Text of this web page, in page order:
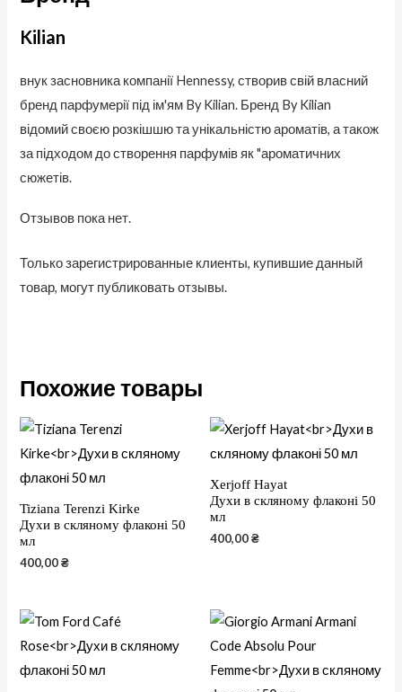
Kilian
внук засновника компанії Hennessy, створив свій власний
бренд парфумерії під ім'ям By Kilian. Бренд By Kilian
відомий своєю розкішшю та унікальністю ароматів, а також
за підходом до створення парфумів як "ароматичних
сюжетів.
Отзывов пока нет.
Только зарегистрированные клиенты, купившие данный
товар, могут публиковать отзывы.
Похожие товары
Tiziana Terenzi Kirke
Духи в скляному флаконі 50
мл
400,00₴
Xerjoff Hayat
Духи в скляному флаконі 50
мл
400,00₴